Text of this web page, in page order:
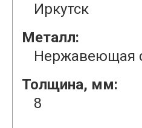
Иркутск
Металл:
Нержавеющая
Толщина, мм:
8